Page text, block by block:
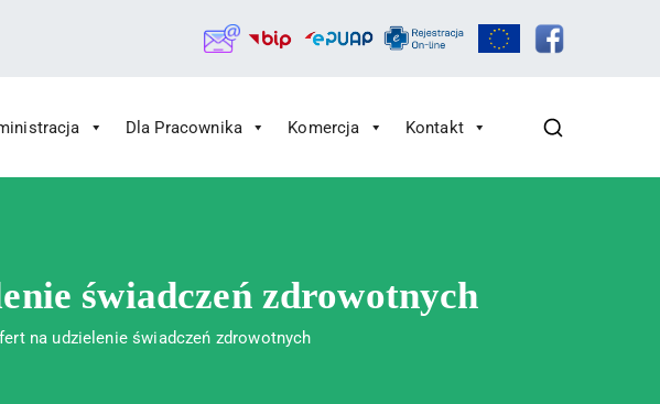
Dla Pracownika Komercja Kontakt
świadczeń zdrowotnych
na udzielenie świadczeń zdrowotnych